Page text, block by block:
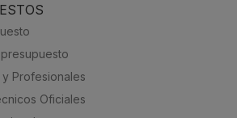
Profesionales
Oficiales